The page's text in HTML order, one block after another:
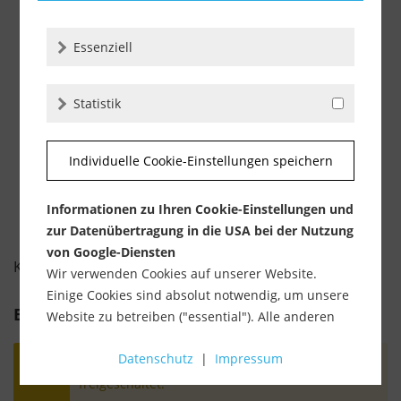
inkl. MwSt.zzgl. Versandkosten
- +
KUNDENBEWERTUNGEN FÜR
Bewertung schreiben
Bewertungen werden nach Überprüfung
freigeschaltet.
Essenziell
Statistik
Individuelle Cookie-Einstellungen speichern
Informationen zu Ihren Cookie-Einstellungen und
zur Datenübertragung in die USA bei der Nutzung
von Google-Diensten
Wir verwenden Cookies auf unserer Website.
Einige Cookies sind absolut notwendig, um unsere
Website zu betreiben ("essential"). Alle anderen
Verwendung zustimmen (z. B. für Google Maps).
Datenschutz | Impressum